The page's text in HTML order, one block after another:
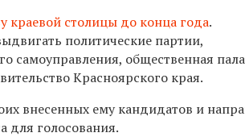
краевой столицы до конца года.
политические партии,
самоуправления, общественная
Красноярского края.
внесенных ему кандидатов и
для голосования.